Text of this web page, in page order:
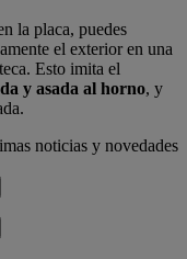
la placa, puedes
el exterior en una
Esto imita el
y asada al horno, y
noticias y novedades